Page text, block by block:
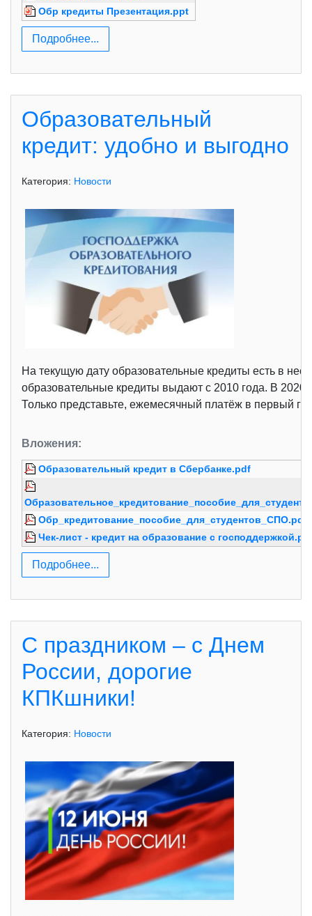
Обр кредиты Презентация.ppt
Подробнее...
Образовательный
кредит: удобно и выгодно
Категория: Новости
На текущую дату образовательные кредиты есть в
образовательные кредиты выдают с 2010 года. В
Только представьте, ежемесячный платёж в первый
Вложения:
Образовательный кредит в Сбербанке.pdf
Обр_кредитование_пособие_для_студентов_СПО.pdf
Чек-лист - кредит на образование с
Подробнее...
С праздником – с Днем
России, дорогие
КПКшники!
Категория: Новости